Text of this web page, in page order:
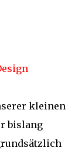
kleinen
bislang